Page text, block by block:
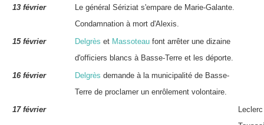
13 février
Le général Sériziat s'empare de Marie-Galante.
Condamnation à mort d'Alexis.
15 février
Delgrès et Massoteau font arrêter une dizaine
d'officiers blancs à Basse-Terre et les déporte.
16 février
Delgrès demande à la municipalité de Basse-
Terre de proclamer un enrôlement volontaire.
17 février